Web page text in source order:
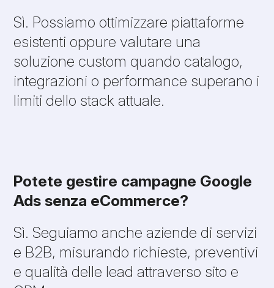
Sì. Possiamo ottimizzare piattaforme
esistenti oppure valutare una
soluzione custom quando catalogo,
integrazioni o performance superano i
limiti dello stack attuale.
Potete gestire campagne Google
Ads senza eCommerce?
Sì. Seguiamo anche aziende di servizi
e B2B, misurando richieste, preventivi
e qualità delle lead attraverso sito e